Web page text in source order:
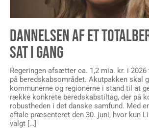
DANNELSEN AF ET
SAT I GANG
Regeringen afsætter ca. 1,2 mia. kr. i
på beredskabsområdet. Akutpakken skal
kommunerne og regionerne i stand til at
række konkrete beredskabstiltag, der på
robustheden i det danske samfund. Med
aftale præsenteret den 30. juni, hvor kun
valgt […]